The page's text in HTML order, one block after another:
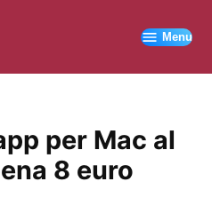
Menu
per Mac al
8 euro